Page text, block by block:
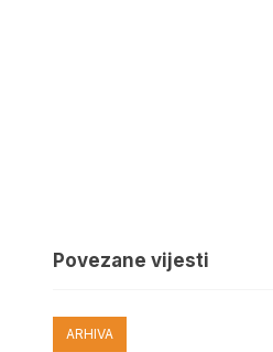
Povezane vijesti
ARHIVA